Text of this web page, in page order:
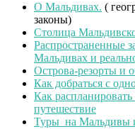
О Мальдивах. (
законы)
Столица
Распространенные
Мальдивах и
Острова-резорты и
Как добраться с
Как распланировать
путешествие
Туры на Мальдивы